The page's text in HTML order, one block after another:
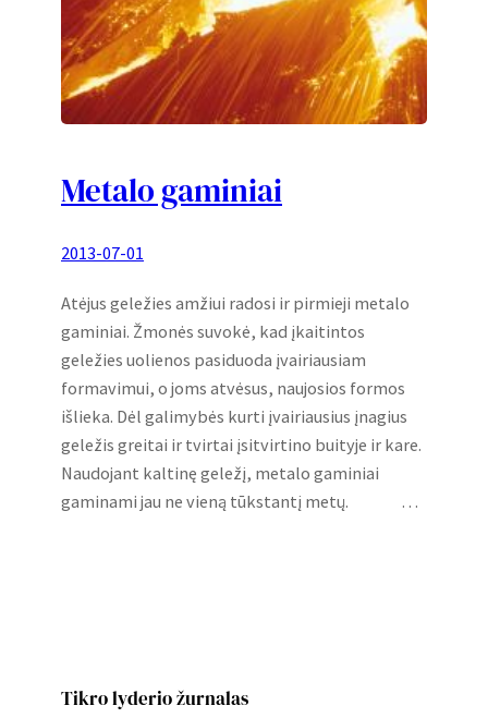
Metalo gaminiai
2013-07-01
Atėjus geležies amžiui radosi ir pirmieji metalo
gaminiai. Žmonės suvokė, kad įkaitintos
geležies uolienos pasiduoda įvairiausiam
formavimui, o joms atvėsus, naujosios formos
išlieka. Dėl galimybės kurti įvairiausius įnagius
geležis greitai ir tvirtai įsitvirtino buityje ir kare.
Naudojant kaltinę geležį, metalo gaminiai
gaminami jau ne vieną tūkstantį metų. …
Tikro lyderio žurnalas